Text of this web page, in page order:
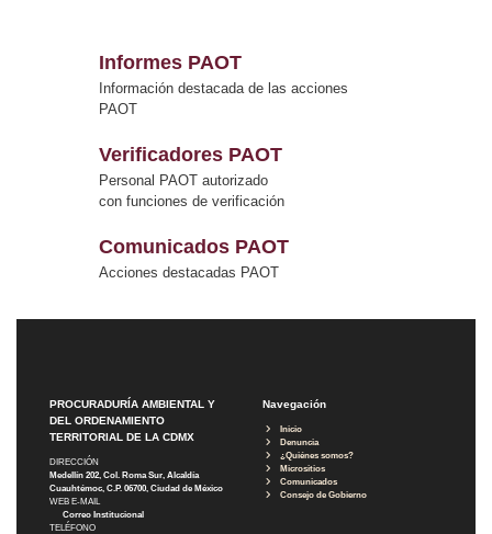
Informes PAOT
Información destacada de las acciones
PAOT
Verificadores PAOT
Personal PAOT autorizado
con funciones de verificación
Comunicados PAOT
Acciones destacadas PAOT
PROCURADURÍA AMBIENTAL Y
DEL ORDENAMIENTO
TERRITORIAL DE LA CDMX
DIRECCIÓN
Medellín 202, Col. Roma Sur, Alcaldía
Cuauhtémoc, C.P. 06700, Ciudad de México
WEB E-MAIL
Correo Institucional
TELÉFONO
Navegación
Inicio
Denuncia
¿Quiénes somos?
Micrositios
Comunicados
Consejo de Gobierno